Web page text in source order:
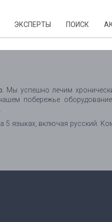
ЭКСПЕРТЫ ПОИСК
Мы успешно лечим
побережье
языках, включая русский.